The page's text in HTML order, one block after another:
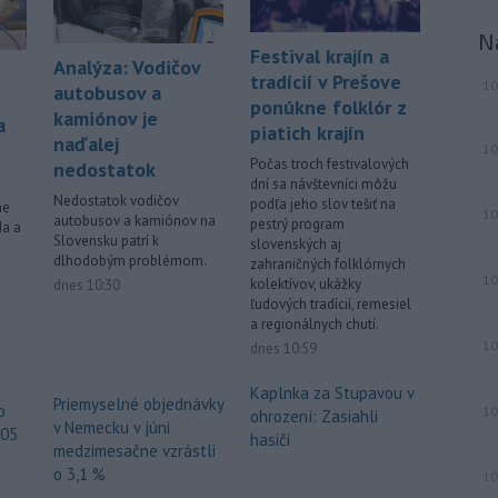
neďaleko Jeruzalema, kde narastá
napätie, pretože jeho obyvatelia sa
obávajú vysťahovania.
- Na severnom výbežku
ostrova Szigetcsúcs na Dunaji v
maďarskej obci Kisoroszi našli v
koryte rieky bombu s hmotnosťou
približne 500 kilogramov. Samospráva
to v stredu uviedla na svojej webovej
stránke, pričom neskôr napísala, že
pyrotechnici ju úspešne odstránili.
a
Analýza: Vodičov
autobusov a
kamiónov je
naďalej
nedostatok
Nedostatok vodičov
autobusov a kamiónov na
Slovensku patrí k
dlhodobým problémom.
dnes 10:30
Priemyselné objednávky
v Nemecku v júni
medzimesačne vzrástli
o 3,1 %
Festival krajín a
tradícií v Prešove
ponúkne folklór z
piatich krajín
Počas troch festivalových
dní sa návštevníci môžu
podľa jeho slov tešiť na
pestrý program
slovenských aj
zahraničných folklórnych
kolektívov, ukážky
ľudových tradícií, remesiel
a regionálnych chutí.
dnes 10:59
Kaplnka za Stupavou v
ohrození: Zasiahli
hasiči